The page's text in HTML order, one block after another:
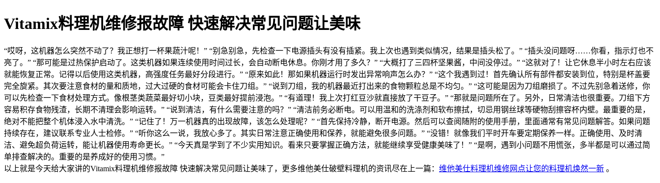
Vitamix料理机维修报故障 快速解决常见问题让美味
“哎呀，这机器怎么突然不动了？我正想打一杯果蔬汁呢！” “别急别急，先检查一下电源插头有没有插紧。我上次也遇到类似情况，结果是插头松了。” “插头没问题呀……你看，指示灯也不
亮了。” “那可能是过热保护启动了。这类机器如果连续使用时间过长，会自动断电休息。你刚才用了多久？” “大概打了三四杯坚果酱，中间没停过。” “这就对了！让它休息半小时左右应该
就能恢复正常。记得以后使用这类机器，高强度任务最好分段进行。” “原来如此！那如果机器运行时发出异常响声怎么办？” “这个我遇到过！首先确认所有部件都安装到位，特别是杯盖要
完全旋紧。其次要注意食材的量和质地，过大过硬的食材可能会卡住刀组。” “说到刀组，我的机器最近打出来的食物颗粒总是不均匀。” “这可能是因为刀组磨损了。不过先别急着送修，你
可以先检查一下食材处理方式。像根茎类蔬菜最好切小块，豆类最好提前浸泡。” “有道理！我上次打红豆沙就直接放了干豆子。” “那就是问题所在了。另外，日常清洁也很重要。刀组下方
容易积存食物残渣，长期不清理会影响运转。” “说到清洁，有什么需要注意的吗？” “清洁前务必断电。可以用温和的洗涤剂和软布擦拭，切忌用钢丝球等硬物刮擦容杯内壁。最重要的是，
绝对不能把整个机体浸入水中清洗。” “记住了！万一机器真的出现故障，该怎么处理呢？” “首先保持冷静，断开电源。然后可以查阅随附的使用手册，里面通常有常见问题解答。如果问题
持续存在，建议联系专业人士检修。” “听你这么一说，我放心多了。其实日常注意正确使用和保养，就能避免很多问题。” “没错！就像我们平时开车要定期保养一样。正确使用、及时清
洁、避免超负荷运转，能让机器使用寿命更长。” “今天真是学到了不少实用知识。看来只要掌握正确方法，就能继续享受健康美味了！” “是啊，遇到小问题不用慌张，多半都是可以通过简
单排查解决的。重要的是养成好的使用习惯。”
以上就是今天给大家讲的Vitamix料理机维修报故障 快速解决常见问题让美味了，更多维他美仕破壁料理机的资讯尽在上一篇： 维他美仕料理机维修网点让您的料理机焕然一新 。